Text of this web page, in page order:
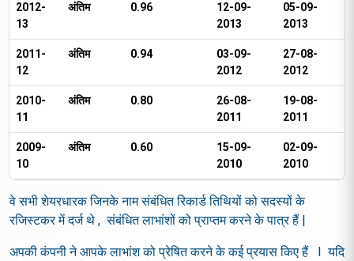
2012-
13
अंतिम ₹ 0.96
12-09-
2013
05-09-
2013
2011-
12
अंतिम ₹ 0.94
03-09-
2012
27-08-
2012
2010-
11
अंतिम ₹ 0.80
26-08-
2011
19-08-
2011
2009-
10
अंतिम ₹ 0.60
15-09-
2010
02-09-
2010
वे सभी शेयरधारक जिनके नाम संबंधित रिकार्ड तिथियों को सदस्यों के
रजिस्टकर में दर्ज थे , संबंधित लाभांशों को प्राप्तम करने के पात्र हैं |
अपकी कंपनी ने आपके लाभांश को प्रेषित करने के कई प्रयास किए हैं I यदि